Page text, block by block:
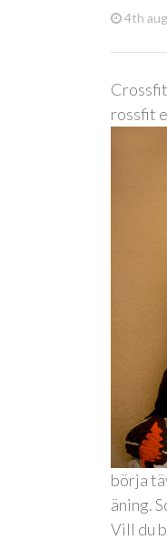
4th
rossfit
börja
äning.
Vill du